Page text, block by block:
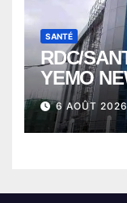
SANTÉ
RDC/
YEMO
PERD LE
6 AOÛT 2026